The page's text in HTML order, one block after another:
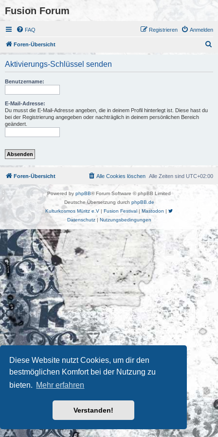
Diese Website nutzt Cookies, um dir den
bestmöglichen Komfort bei der Nutzung zu
bieten. Mehr erfahren
Verstanden!
Fusion Forum
FAQ Anmelden
Registrieren
Foren-Übersicht
Aktivierungs-Schlüssel senden
Benutzername:
E-Mail-Adresse:
Du musst die E-Mail-Adresse angeben, die in deinem Profil hinterlegt ist. Diese hast du
bei der Registrierung angegeben oder nachträglich in deinem persönlichen Bereich
geändert.
Foren-Übersicht Alle Zeiten sind UTC+02:00
Alle Cookies löschen
Powered by phpBB® Forum Software © phpBB Limited
Deutsche Übersetzung durch phpBB.de
Kulturkosmos Müritz e.V | Fusion Festival | Mastodon |
Datenschutz| Nutzungsbedingungen